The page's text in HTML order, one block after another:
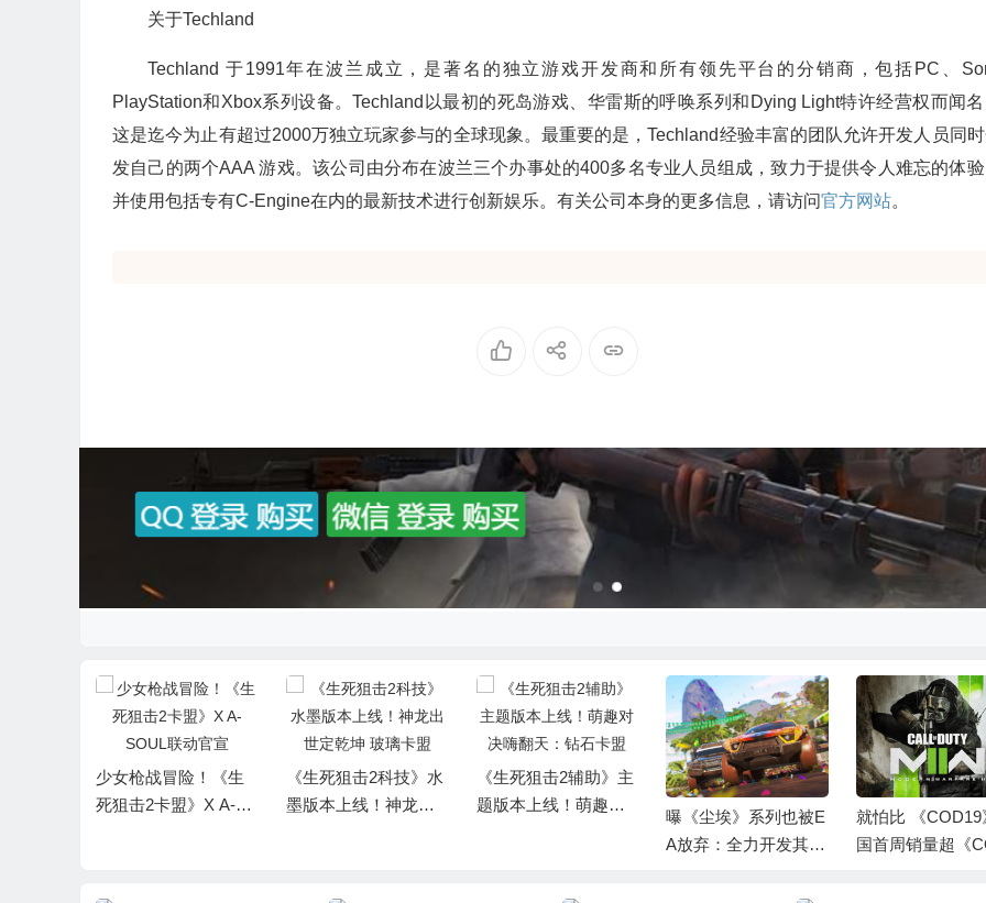
关于Techland
Techland 于1991年在波兰成立，是著名的独立游戏开发商和所有领先平台的分销商，包括PC、
PlayStation和Xbox系列设备。Techland以最初的死岛游戏、华雷斯的呼唤系列和Dying Light特许经营权而闻名
这是迄今为止有超过2000万独立玩家参与的全球现象。最重要的是，Techland经验丰富的团队允许开发人员同
发自己的两个AAA 游戏。该公司由分布在波兰三个办事处的400多名专业人员组成，致力于提供令人难忘的体验
并使用包括专有C-Engine在内的最新技术进行创新娱乐。有关公司本身的更多信息，请访问官方网站。
《生死狙击2科技》水
墨版本上线！神龙出
《生死狙击2辅助》主
题版本上线！萌趣对
曝《尘埃》系列也被E
就怕比 《COD19》英
国首周销量超《COD
IndieWorld独立游
布会：印度风叙